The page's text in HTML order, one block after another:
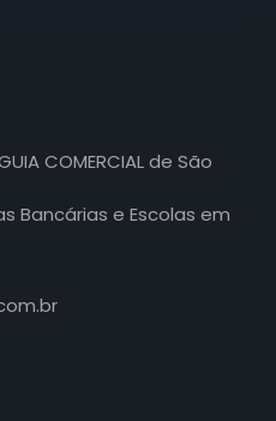
COMERCIAL de São
Bancárias e Escolas em